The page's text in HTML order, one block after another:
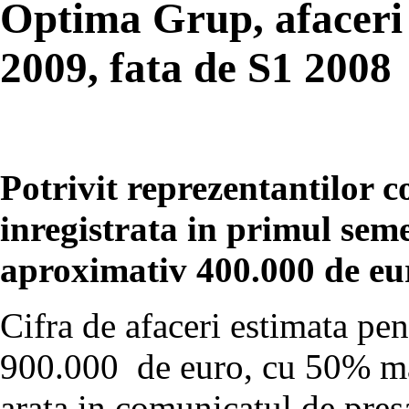
Optima Grup,
2009, fata de S1 2008
Potrivit reprezentantilor
inregistrata in primul
aproximativ 400.000 de
Cifra de afaceri estimata
900.000 de euro, cu 50%